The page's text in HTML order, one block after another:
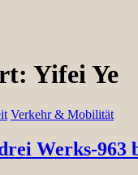
Yifei Ye
Verkehr & Mobilität
Werks-963